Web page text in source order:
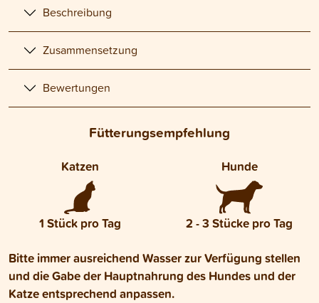
Beschreibung
Zusammensetzung
Bewertungen
Fütterungsempfehlung
Katzen Hunde
1 Stück pro Tag
2 - 3 Stücke pro Tag
Bitte immer ausreichend Wasser zur Verfügung stellen
und die Gabe der Hauptnahrung des Hundes und der
Katze entsprechend anpassen.